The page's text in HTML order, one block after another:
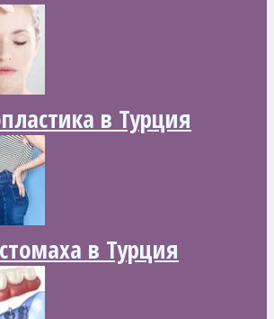
в Турция
в Турция